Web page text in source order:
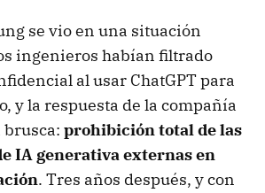
se vio en una situación
ingenieros habían filtrado
al usar ChatGPT para
y la respuesta de la compañía
prohibición total de las
IA generativa externas en
. Tres años después, y con